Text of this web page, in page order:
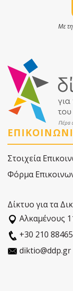
Με
Στοιχεία
Φόρμα
Δίκτυο για τα
Αλκαµένους
+30 210
diktio@ddp.gr